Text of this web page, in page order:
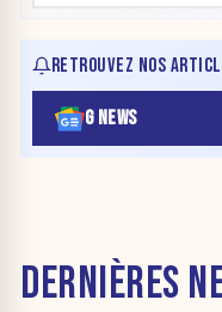
RETROUVEZ NOS
G NEWS
DERNIÈRES